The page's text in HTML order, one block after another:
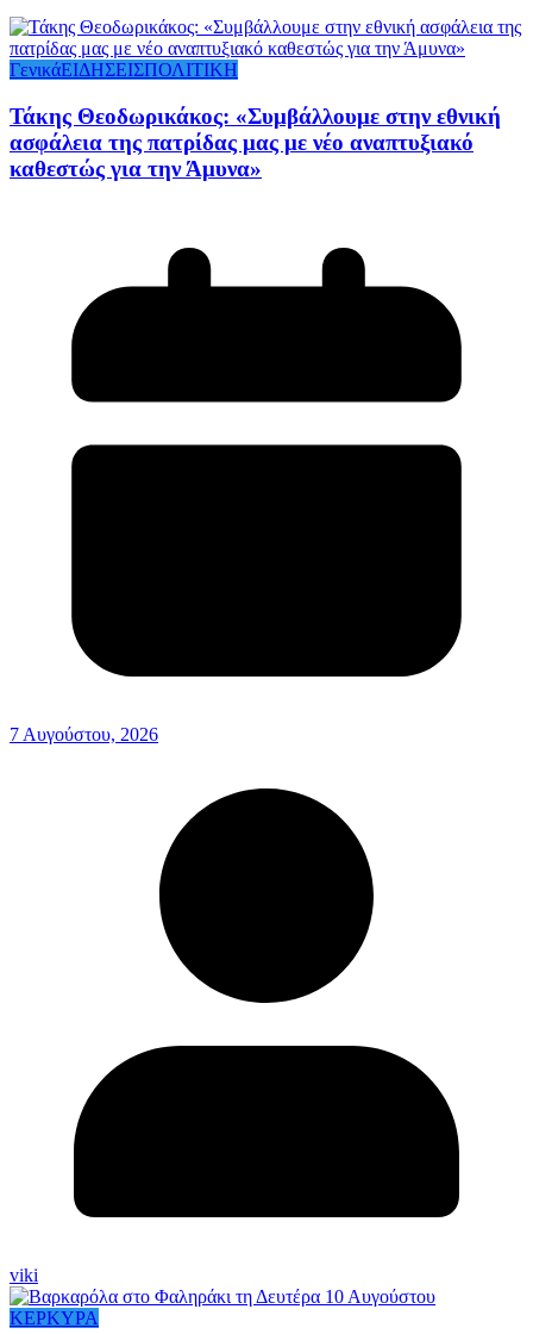
ΓενικάΕΙΔΗΣΕΙΣΠΟΛΙΤΙΚΗ
Τάκης Θεοδωρικάκος: «Συμβάλλουμε στην εθνική
ασφάλεια της πατρίδας μας με νέο αναπτυξιακό
καθεστώς για την Άμυνα»
7 Αυγούστου, 2026
viki
ΚΕΡΚΥΡΑ